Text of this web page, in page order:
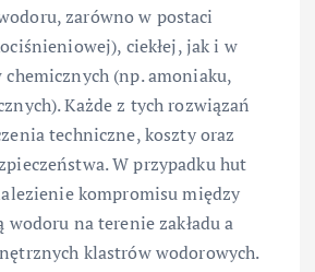
zarówno w postaci
ciekłej, jak i w
(np. amoniaku,
Każde z tych rozwiązań
techniczne, koszty oraz
W przypadku hut
kompromisu między
na terenie zakładu a
klastrów wodorowych.